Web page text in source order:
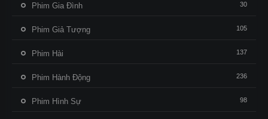
Phim Gia Đình 30
Phim Giả Tượng 105
Phim Hài 137
Phim Hành Động 236
Phim Hình Sự 98